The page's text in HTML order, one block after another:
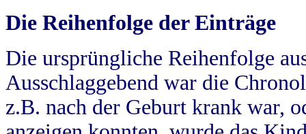
Die Reihenfolge der Einträge
Die ursprüngliche Reihenfolge
Ausschlaggebend war die
z.B. nach der Geburt krank war,